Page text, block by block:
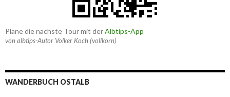
Plane die nächste Tour mit derAlbtips-App
von albtips-Autor Volker Koch (vollkorn)
WANDERBUCH OSTALB